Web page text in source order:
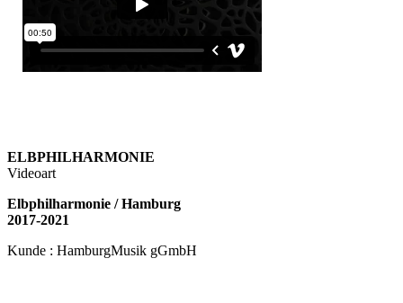
ELBPHILHARMONIE
Videoart
Elbphilharmonie / Hamburg
2017-2021
Kunde : HamburgMusik gGmbH